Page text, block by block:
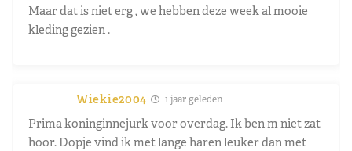
Maar dat is niet erg , we hebben deze week al mooie
kleding gezien .
Wiekie2004 1 jaar geleden
Prima koninginnejurk voor overdag. Ik ben m niet zat
hoor. Dopje vind ik met lange haren leuker dan met